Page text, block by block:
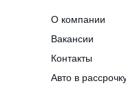
О компании
Вакансии
Контакты
Авто в